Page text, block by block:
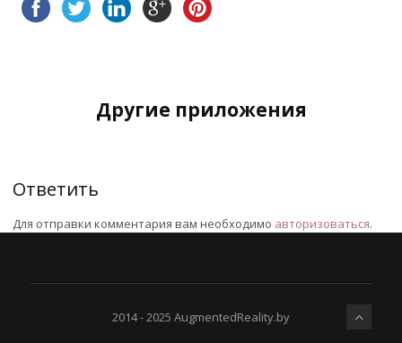
Другие приложения
Ответить
Для отправки комментария вам необходимо авторизоваться.
2014 - 2025 AugmentedReality.by